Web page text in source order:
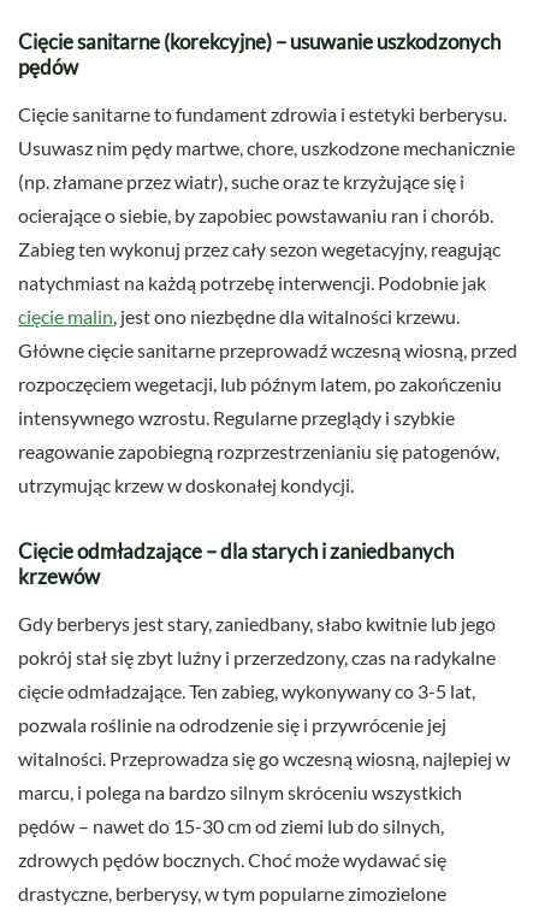
Cięcie sanitarne (korekcyjne) – usuwanie uszkodzonych
pędów
Cięcie sanitarne to fundament zdrowia i estetyki berberysu.
Usuwasz nim pędy martwe, chore, uszkodzone mechanicznie
(np. złamane przez wiatr), suche oraz te krzyżujące się i
ocierające o siebie, by zapobiec powstawaniu ran i chorób.
Zabieg ten wykonuj przez cały sezon wegetacyjny, reagując
natychmiast na każdą potrzebę interwencji. Podobnie jak
cięcie malin , jest ono niezbędne dla witalności krzewu.
Główne cięcie sanitarne przeprowadź wczesną wiosną, przed
rozpoczęciem wegetacji, lub późnym latem, po zakończeniu
intensywnego wzrostu. Regularne przeglądy i szybkie
reagowanie zapobiegną rozprzestrzenianiu się patogenów,
utrzymując krzew w doskonałej kondycji.
Cięcie odmładzające – dla starych i zaniedbanych
krzewów
Gdy berberys jest stary, zaniedbany, słabo kwitnie lub jego
pokrój stał się zbyt luźny i przerzedzony, czas na radykalne
cięcie odmładzające. Ten zabieg, wykonywany co 3-5 lat,
pozwala roślinie na odrodzenie się i przywrócenie jej
witalności. Przeprowadza się go wczesną wiosną, najlepiej w
marcu, i polega na bardzo silnym skróceniu wszystkich
pędów – nawet do 15-30 cm od ziemi lub do silnych,
zdrowych pędów bocznych. Choć może wydawać się
drastyczne, berberysy, w tym popularne zimozielone